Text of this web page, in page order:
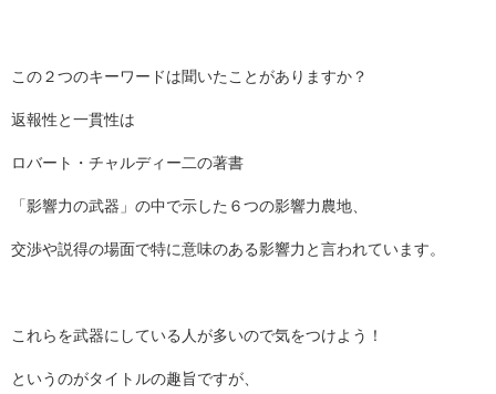
この２つのキーワードは聞いたことがありますか？
返報性と一貫性は
ロバート・チャルディー二の著書
「影響力の武器」の中で示した６つの影響力農地、
交渉や説得の場面で特に意味のある影響力と言われています。
これらを武器にしている人が多いので気をつけよう！
というのがタイトルの趣旨ですが、